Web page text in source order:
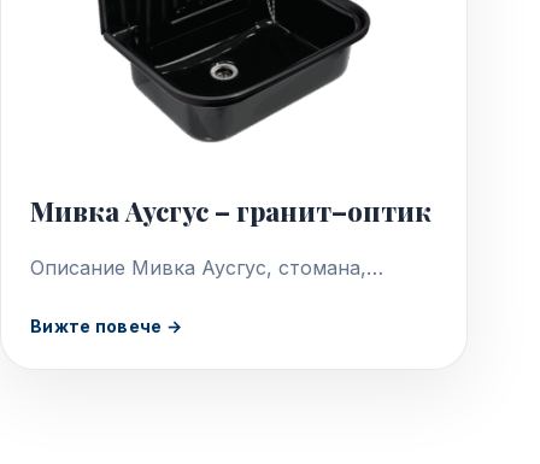
Мивка Аусгус – гранит–оптик
Описание Мивка Аусгус, стомана,
пластмасова рамка, черна Дебелина на
стоманата на мивката 1 мм Включит.…
Вижте повече →